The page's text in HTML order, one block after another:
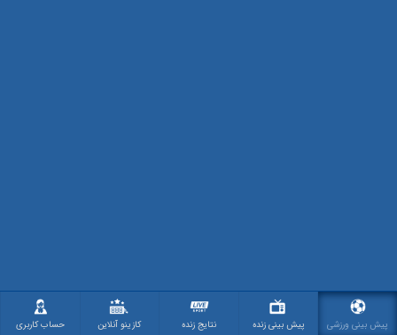
پیش بینی ورزشی پیش بینی زنده نتایج زنده کازینو آنلاین حساب کاربری